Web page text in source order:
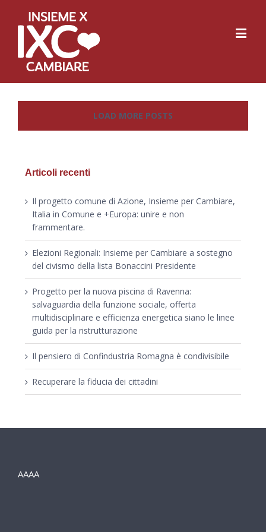
LOAD MORE POSTS
Articoli recenti
Il progetto comune di Azione, Insieme per Cambiare,
Italia in Comune e +Europa: unire e non
frammentare.
Elezioni Regionali: Insieme per Cambiare a sostegno
del civismo della lista Bonaccini Presidente
Progetto per la nuova piscina di Ravenna:
salvaguardia della funzione sociale, offerta
multidisciplinare e efficienza energetica siano le linee
guida per la ristrutturazione
Il pensiero di Confindustria Romagna è condivisibile
Recuperare la fiducia dei cittadini
AAAA